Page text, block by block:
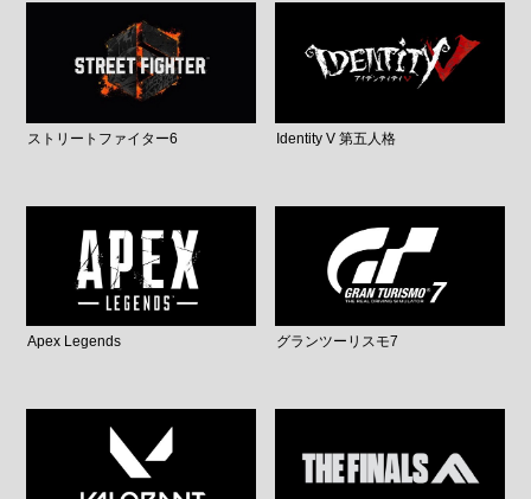
ストリートファイター6 Identity V 第五人格
Apex Legends グランツーリスモ7